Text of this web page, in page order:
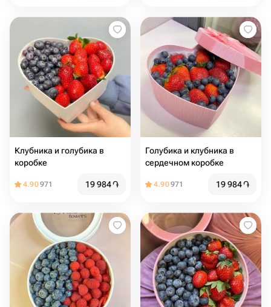
Клубника и голубика в
коробке
4.90971 19 984֏
Голубика и клубника в
сердечном коробке
4.90971 19 984֏